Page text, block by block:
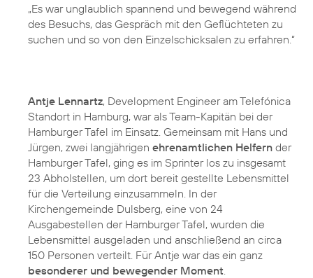
„Es war unglaublich spannend und bewegend während
des Besuchs, das Gespräch mit den Geflüchteten zu
suchen und so von den Einzelschicksalen zu erfahren.“
Antje Lennartz, Development Engineer am Telefónica
Standort in Hamburg, war als Team-Kapitän bei der
Hamburger Tafel im Einsatz. Gemeinsam mit Hans und
Jürgen, zwei langjährigen ehrenamtlichen Helfern der
Hamburger Tafel, ging es im Sprinter los zu insgesamt
23 Abholstellen, um dort bereit gestellte Lebensmittel
für die Verteilung einzusammeln. In der
Kirchengemeinde Dulsberg, eine von 24
Ausgabestellen der Hamburger Tafel, wurden die
Lebensmittel ausgeladen und anschließend an circa
150 Personen verteilt. Für Antje war das ein ganz
besonderer und bewegender Moment